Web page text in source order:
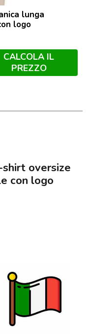
lunga
logo
CALCOLA IL
PREZZO
oversize
con logo